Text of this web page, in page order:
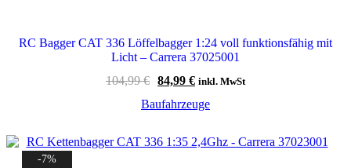
RC Bagger CAT 336 Löffelbagger 1:24 voll funktionsfähig mit
Licht – Carrera 37025001
104,99€ Ursprünglicher
war:
84,99 €Aktueller
ist:
inkl. MwSt
Baufahrzeuge
-7%